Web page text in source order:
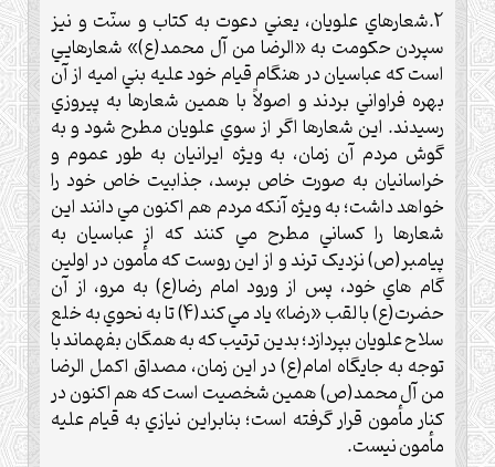
2.شعارهاي علويان، يعني دعوت به کتاب و سنّت و نيز
سپردن حکومت به «الرضا من آل محمد(ع)» شعارهايي
است که عباسيان در هنگام قيام خود عليه بني اميه از آن
بهره فراواني بردند و اصولاً با همين شعارها به پيروزي
رسيدند. اين شعارها اگر از سوي علويان مطرح شود و به
گوش مردم آن زمان، به ويژه ايرانيان به طور عموم و
خراسانيان به صورت خاص برسد، جذابيت خاص خود را
خواهد داشت؛ به ويژه آنکه مردم هم اکنون مي دانند اين
شعارها را کساني مطرح مي کنند که از عباسيان به
پيامبر(ص) نزديک ترند و از اين روست که مأمون در اولين
گام هاي خود، پس از ورود امام رضا(ع) به مرو، از آن
حضرت(ع) با لقب «رضا» ياد مي کند(4) تا به نحوي به خلع
سلاح علويان بپردازد؛ بدين ترتيب که به همگان بفهماند با
توجه به جايگاه امام(ع) در اين زمان، مصداق اکمل الرضا
من آل محمد(ص) همين شخصيت است که هم اکنون در
کنار مأمون قرار گرفته است؛ بنابراين نيازي به قيام عليه
مأمون نيست.